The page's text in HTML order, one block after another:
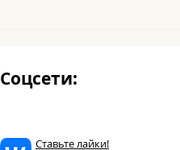
Соцсети:
Ставьте лайки!